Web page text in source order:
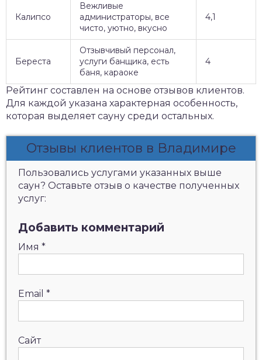
Калипсо
Вежливые
администраторы, все
чисто, уютно, вкусно
4,1
Береста
Отзывчивый персонал,
услуги банщика, есть
баня, караоке
4
Рейтинг составлен на основе отзывов клиентов.
Для каждой указана характерная особенность,
которая выделяет сауну среди остальных.
Отзывы клиентов в Владимире
Пользовались услугами указанных выше
саун? Оставьте отзыв о качестве полученных
услуг:
Добавить комментарий
Имя *
Email *
Сайт